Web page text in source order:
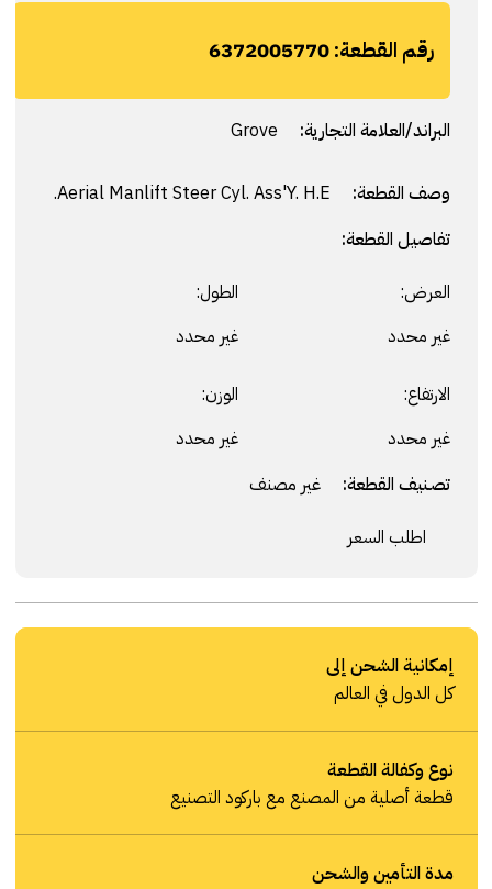
رقم القطعة:6372005770
البراند/العلامة التجارية:
وصف القطعة:
تفاصيل القطعة:
العرض:
غير محدد
الطول:
غير محدد
الارتفاع:
غير محدد
الوزن:
غير محدد
تصنيف القطعة: غير مصنف
اطلب السعر
إمكانية الشحن إلى
كل الدول في العالم
نوع وكفالة القطعة
قطعة أصلية من المصنع مع باركود التصنيع
مدة التأمين والشحن